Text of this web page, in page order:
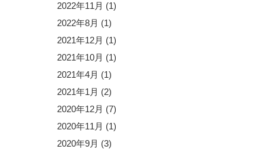
2022年11月 (1)
2022年8月 (1)
2021年12月 (1)
2021年10月 (1)
2021年4月 (1)
2021年1月 (2)
2020年12月 (7)
2020年11月 (1)
2020年9月 (3)